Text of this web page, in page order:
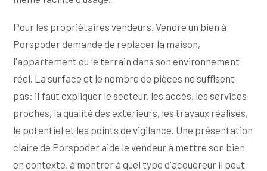
Pour les propriétaires vendeurs. Vendre un bien à
Porspoder demande de replacer la maison,
l'appartement ou le terrain dans son environnement
réel. La surface et le nombre de pièces ne suffisent
pas: il faut expliquer le secteur, les accès, les services
proches, la qualité des extérieurs, les travaux réalisés,
le potentiel et les points de vigilance. Une présentation
claire de Porspoder aide le vendeur à mettre son bien
en contexte, à montrer à quel type d'acquéreur il peut